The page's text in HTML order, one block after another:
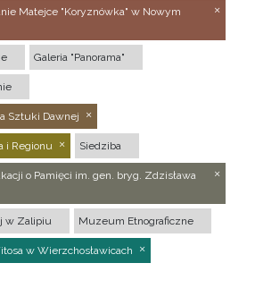
Matejce "Koryznówka" w Nowym
Galeria "Panorama"
Sztuki Dawnej
i Regionu Siedziba
o Pamięci im. gen. bryg. Zdzisława
w Zalipiu Muzeum Etnograficzne
w Wierzchosławicach